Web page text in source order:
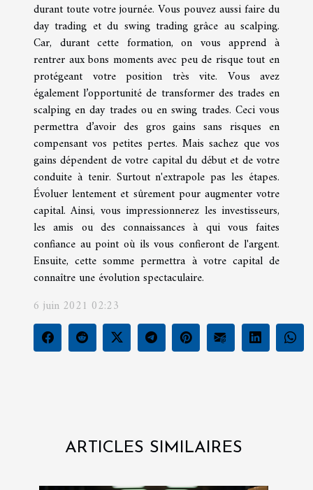
durant toute votre journée. Vous pouvez aussi faire du
day trading et du swing trading grâce au scalping.
Car, durant cette formation, on vous apprend à
rentrer aux bons moments avec peu de risque tout en
protégeant votre position très vite. Vous avez
également l’opportunité de transformer des trades en
scalping en day trades ou en swing trades. Ceci vous
permettra d’avoir des gros gains sans risques en
compensant vos petites pertes. Mais sachez que vos
gains dépendent de votre capital du début et de votre
conduite à tenir. Surtout n'extrapole pas les étapes.
Évoluer lentement et sûrement pour augmenter votre
capital. Ainsi, vous impressionnerez les investisseurs,
les amis ou des connaissances à qui vous faites
confiance au point où ils vous confieront de l'argent.
Ensuite, cette somme permettra à votre capital de
connaître une évolution spectaculaire.
6 juin 2021 02:23
ARTICLES SIMILAIRES